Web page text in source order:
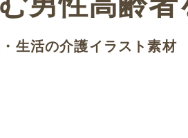
生活の介護イラスト素材